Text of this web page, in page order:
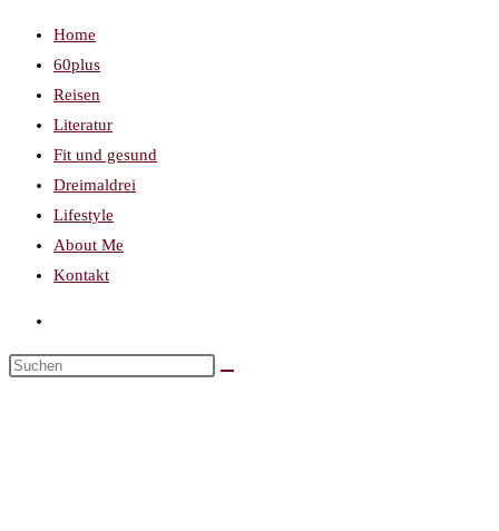
Home
60plus
Reisen
Literatur
Fit und gesund
Dreimaldrei
Lifestyle
About Me
Kontakt